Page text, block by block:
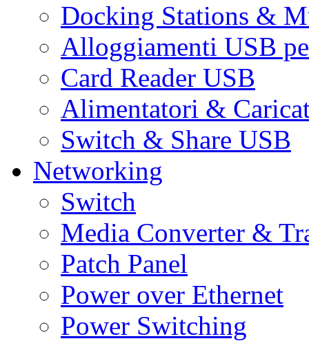
Docking Stations &
Alloggiamenti USB
Card Reader USB
Alimentatori &
Switch & Share USB
Networking
Switch
Media Converter &
Patch Panel
Power over Ethernet
Power Switching